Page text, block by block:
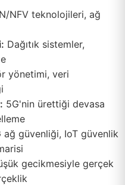
NFV teknolojileri, ağ
Dağıtık sistemler,
yönetimi, veri
5G'nin ürettiği devasa
ağ güvenliği, IoT güvenlik
gecikmesiyle gerçek